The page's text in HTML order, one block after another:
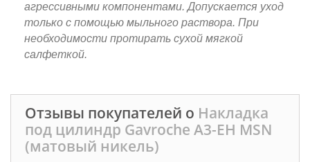
агрессивными компонентами. Допускается уход
только с помощью мыльного раствора. При
необходимости протирать сухой мягкой
салфеткой.
Отзывы покупателей о Накладка
под цилиндр Gavroche А3-EH MSN
(матовый никель)